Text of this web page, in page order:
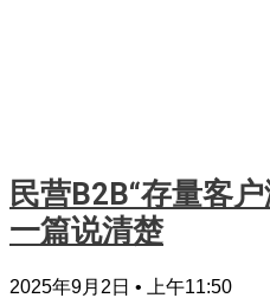
民营B2B“存量客
一篇说清楚
2025年9月2日 上午11:50